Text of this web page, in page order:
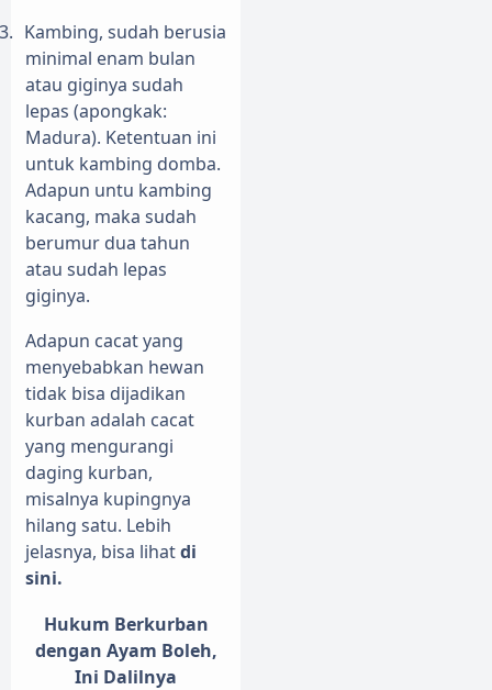
3. Kambing, sudah berusia
minimal enam bulan
atau giginya sudah
lepas (apongkak:
Madura). Ketentuan ini
untuk kambing domba.
Adapun untu kambing
kacang, maka sudah
berumur dua tahun
atau sudah lepas
giginya.
Adapun cacat yang
menyebabkan hewan
tidak bisa dijadikan
kurban adalah cacat
yang mengurangi
daging kurban,
misalnya kupingnya
hilang satu. Lebih
jelasnya, bisa lihatdi
sini.
Hukum Berkurban
dengan Ayam Boleh,
Ini Dalilnya